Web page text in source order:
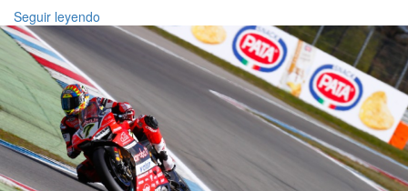
Seguir leyendo